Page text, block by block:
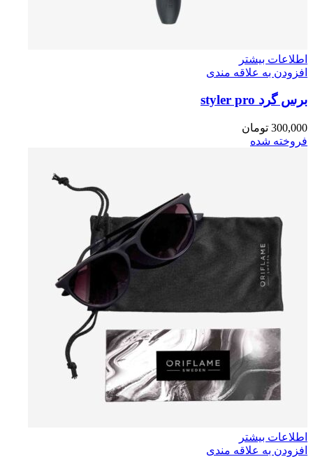
اطلاعات بیشتر
افزودن به علاقه مندی
برس گرد styler pro
300,000 تومان
فروخته شده
اطلاعات بیشتر
افزودن به علاقه مندی